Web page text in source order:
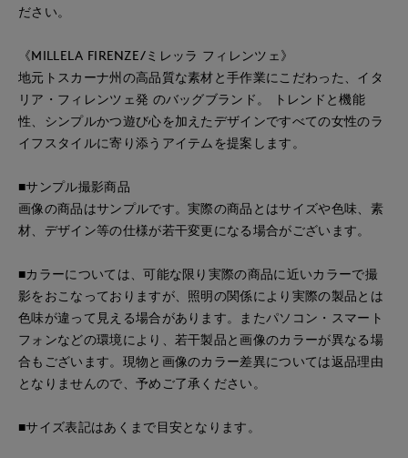
ださい。
《MILLELA FIRENZE/ミレッラ フィレンツェ》
地元トスカーナ州の高品質な素材と手作業にこだわった、イタ
リア・フィレンツェ発 のバッグブランド。 トレンドと機能
性、シンプルかつ遊び心を加えたデザインですべての女性のラ
イフスタイルに寄り添うアイテムを提案します。
■サンプル撮影商品
画像の商品はサンプルです。実際の商品とはサイズや色味、素
材、デザイン等の仕様が若干変更になる場合がございます。
■カラーについては、可能な限り実際の商品に近いカラーで撮
影をおこなっておりますが、照明の関係により実際の製品とは
色味が違って見える場合があります。またパソコン・スマート
フォンなどの環境により、若干製品と画像のカラーが異なる場
合もございます。現物と画像のカラー差異については返品理由
となりませんので、予めご了承ください。
■サイズ表記はあくまで目安となります。